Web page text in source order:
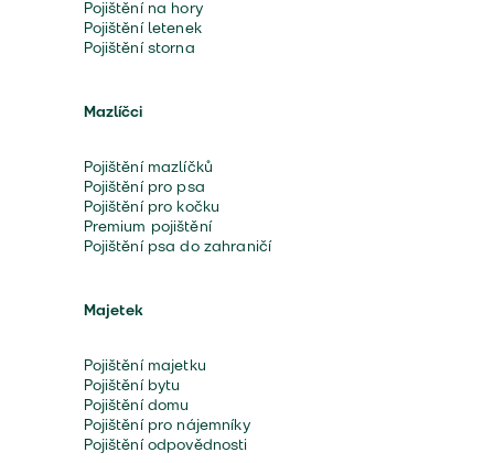
Pojištění na hory
Pojištění letenek
Pojištění storna
Mazlíčci
Pojištění mazlíčků
Pojištění pro psa
Pojištění pro kočku
Premium pojištění
Pojištění psa do zahraničí
Majetek
Pojištění majetku
Pojištění bytu
Pojištění domu
Pojištění pro nájemníky
Pojištění odpovědnosti